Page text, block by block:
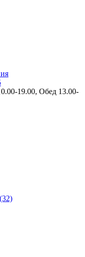
19.00, Обед 13.00-